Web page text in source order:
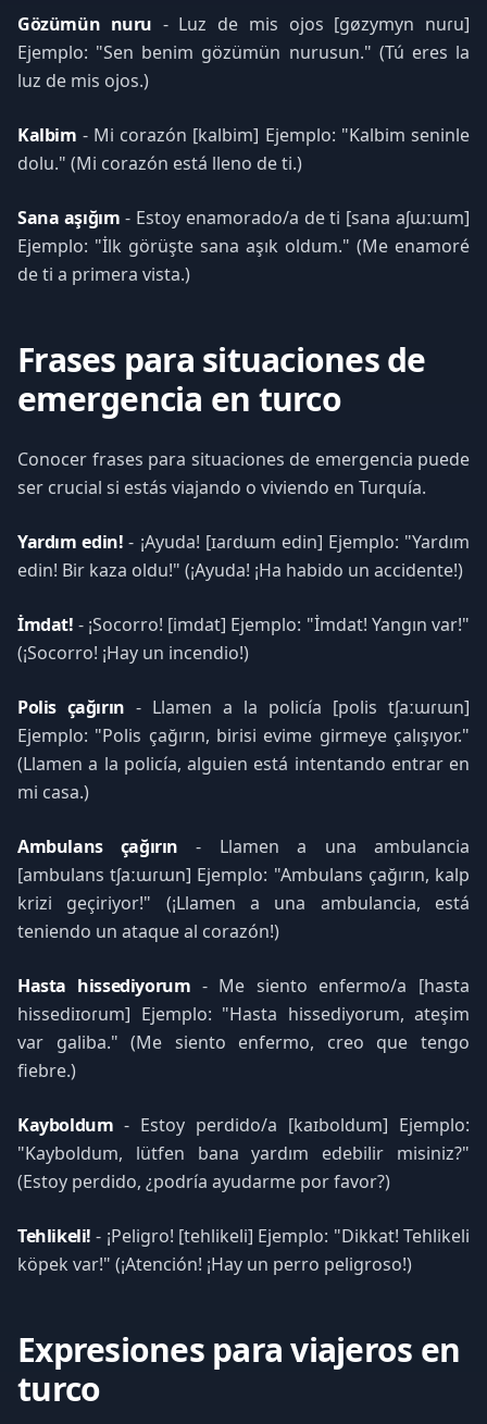
Gözümün nuru - Luz de mis ojos [gøzymyn nuɾu]
Ejemplo: "Sen benim gözümün nurusun." (Tú eres la
luz de mis ojos.)
Kalbim - Mi corazón [kalbim] Ejemplo: "Kalbim seninle
dolu." (Mi corazón está lleno de ti.)
Sana aşığım - Estoy enamorado/a de ti [sana aʃɯːɯm]
Ejemplo: "İlk görüşte sana aşık oldum." (Me enamoré
de ti a primera vista.)
Frases para situaciones de
emergencia en turco
Conocer frases para situaciones de emergencia puede
ser crucial si estás viajando o viviendo en Turquía.
Yardım edin! - ¡Ayuda! [ɪaɾdɯm edin] Ejemplo: "Yardım
edin! Bir kaza oldu!" (¡Ayuda! ¡Ha habido un accidente!)
İmdat! - ¡Socorro! [imdat] Ejemplo: "İmdat! Yangın var!"
(¡Socorro! ¡Hay un incendio!)
Polis çağırın - Llamen a la policía [polis tʃaːɯɾɯn]
Ejemplo: "Polis çağırın, birisi evime girmeye çalışıyor."
(Llamen a la policía, alguien está intentando entrar en
mi casa.)
Ambulans çağırın - Llamen a una ambulancia
[ambulans tʃaːɯɾɯn] Ejemplo: "Ambulans çağırın, kalp
krizi geçiriyor!" (¡Llamen a una ambulancia, está
teniendo un ataque al corazón!)
Hasta hissediyorum - Me siento enfermo/a [hasta
hissediɪoɾum] Ejemplo: "Hasta hissediyorum, ateşim
var galiba." (Me siento enfermo, creo que tengo
fiebre.)
Kayboldum - Estoy perdido/a [kaɪboldum] Ejemplo:
"Kayboldum, lütfen bana yardım edebilir misiniz?"
(Estoy perdido, ¿podría ayudarme por favor?)
Tehlikeli! - ¡Peligro! [tehlikeli] Ejemplo: "Dikkat! Tehlikeli
köpek var!" (¡Atención! ¡Hay un perro peligroso!)
Expresiones para viajeros en
turco